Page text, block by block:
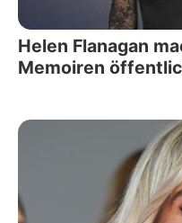
Helen Flanagan
Memoiren